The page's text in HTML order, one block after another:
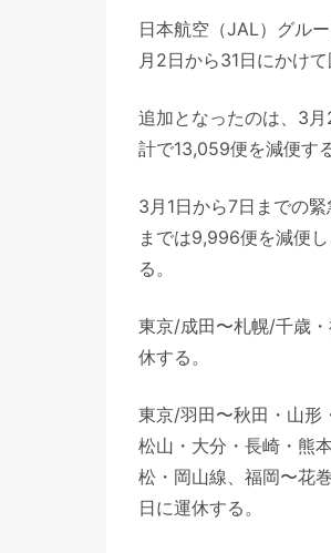
日本航空（JAL）グル
月2日から31日にかけ
追加となったのは、3
計で13,059便を減便す
3月1日から7日までの
までは9,996便を減便
る。
東京/成田〜札幌/千歳
休する。
東京/羽田〜秋田・山形
松山・大分・長崎・熊
松・岡山線、福岡〜花
日に運休する。